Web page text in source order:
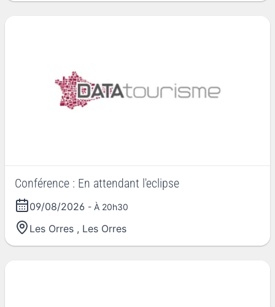
Conférence : En attendant l'eclipse
09/08/2026 - À 20h30
Les Orres , Les Orres